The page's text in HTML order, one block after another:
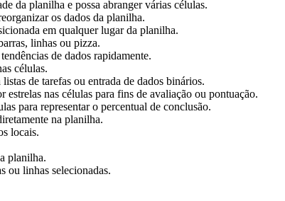
da planilha e possa abranger várias células.
os dados da planilha.
em qualquer lugar da planilha.
linhas ou pizza.
de dados rapidamente.
células.
de tarefas ou entrada de dados binários.
estrelas nas células para fins de avaliação ou pontuação.
para representar o percentual de conclusão.
na planilha.
locais.
planilha.
ou linhas selecionadas.